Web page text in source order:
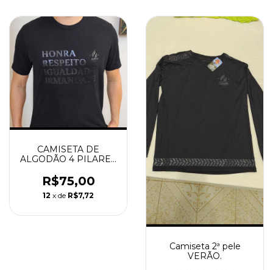
CAMISETA DE
ALGODÃO 4 PILARES
R$75,00
12 x de R$7,72
Camiseta 2ª pele
VERÃO.